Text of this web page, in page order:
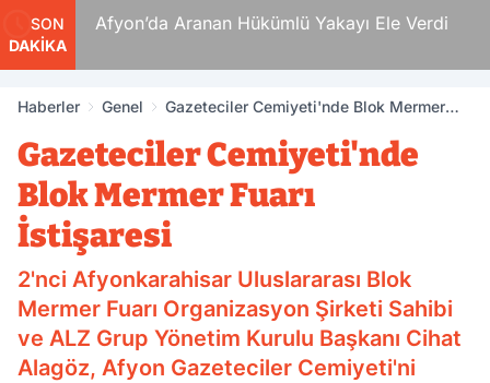
SON
DAKİKA
Afyon’da Aranan Hükümlü Yakayı Ele Verdi
Haberler Genel
Gazeteciler Cemiyeti'nde Blok Mermer
Gazeteciler Cemiyeti'nde
Blok Mermer Fuarı
İstişaresi
2'nci Afyonkarahisar Uluslararası Blok
Mermer Fuarı Organizasyon Şirketi Sahibi
ve ALZ Grup Yönetim Kurulu Başkanı Cihat
Alagöz, Afyon Gazeteciler Cemiyeti'ni